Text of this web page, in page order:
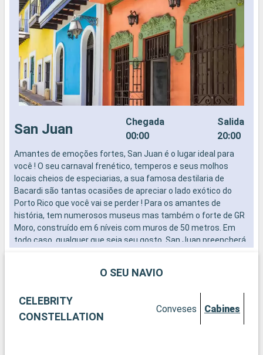
San Juan
Chegada
00:00
Salida
20:00
Amantes de emoções fortes, San Juan é o lugar ideal para
você ! O seu carnaval frenético, temperos e seus molhos
locais cheios de especiarias, a sua famosa destilaria de
Bacardi são tantas ocasiões de apreciar o lado exótico do
Porto Rico que você vai se perder ! Para os amantes de
história, tem numerosos museus mas também o forte de GR
Moro, construído em 6 níveis com muros de 50 metros. Em
todo caso, qualquer que seja seu gosto, San Juan preencherá
O SEU NAVIO
CELEBRITY
CONSTELLATION
Conveses Cabines